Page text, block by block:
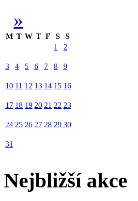
»
M T W T F S
S
1
2
3 4 5 6 7 8 9
10 11 12 13 14 15 16
17 18 19 20 21 22 23
24 25 26 27 28 29 30
31
Nejbližší akce